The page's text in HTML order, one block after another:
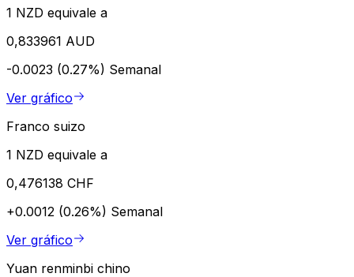
1 NZD equivale a
0,833961 AUD
-0.0023 (0.27%) Semanal
Ver gráfico
Franco suizo
1 NZD equivale a
0,476138 CHF
+0.0012 (0.26%) Semanal
Ver gráfico
Yuan renminbi chino